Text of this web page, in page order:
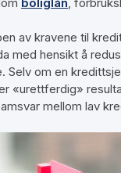
av kravene til
med hensikt å
Selv om en
«urettferdig»
mellom lav